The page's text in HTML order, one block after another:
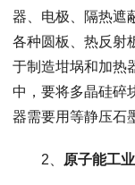
器、电极、隔热遮
各种圆板、热反射
于制造坩埚和加热
中，要将多晶硅碎
器需要用等静压石
2 原子能工业